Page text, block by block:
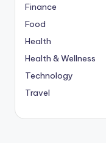
Finance
Food
Health
Health & Wellness
Technology
Travel